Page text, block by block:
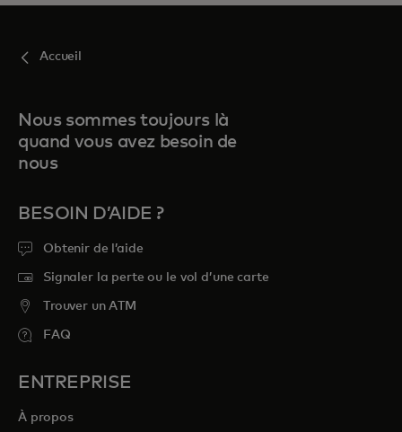
Accueil
Nous sommes toujours là
quand vous avez besoin de
nous
BESOIN D’AIDE ?
Obtenir de l’aide
Signaler la perte ou le vol d’une carte
Trouver un ATM
FAQ
ENTREPRISE
À propos